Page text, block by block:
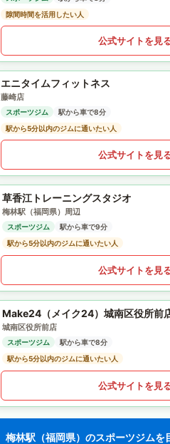
隙間時間を活用したい人
公式サイトを見
エニタイムフィットネス
藤崎店
スポーツジム
駅から車で8分
駅から5分以内のジムに通いたい人
公式サイトを見
草香江トレーニングスタジオ
梅林駅（福岡県）周辺
スポーツジム
駅から車で9分
駅から5分以内のジムに通いたい人
公式サイトを見
Make24（メイク24）城南区役所前
城南区役所前店
スポーツジム
駅から車で8分
駅から5分以内のジムに通いたい人
公式サイトを見
梅林駅（福岡県）のスポーツジムを